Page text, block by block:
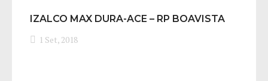
IZALCO MAX DURA-ACE – RP BOAVISTA
1 Set, 2018